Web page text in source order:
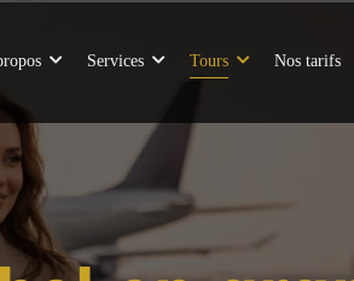
Services Tours Nos tarifs